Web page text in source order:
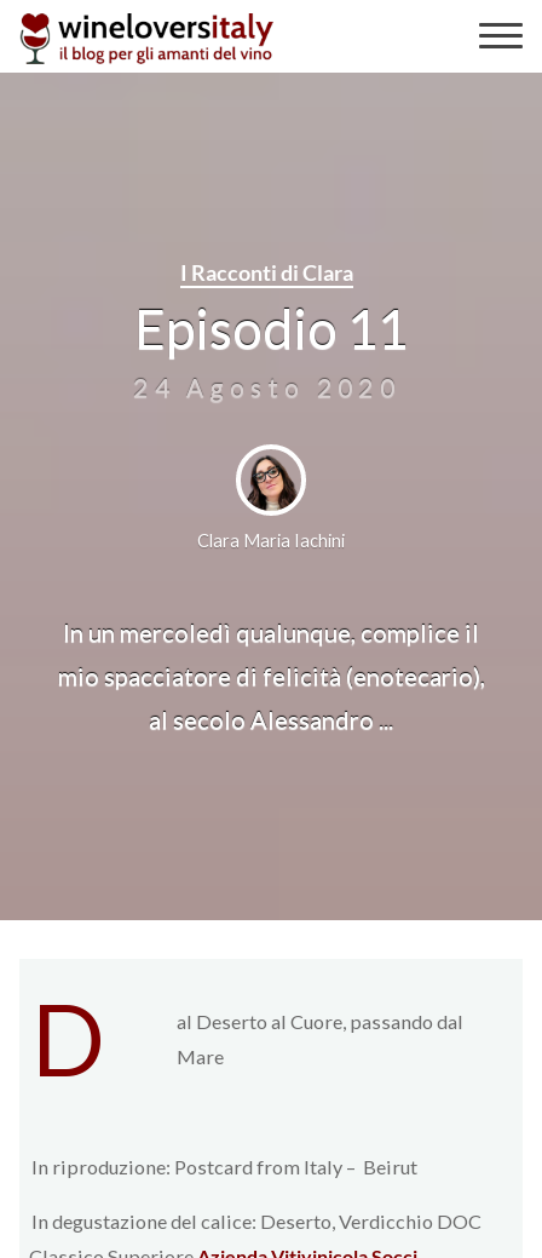
Skip
I Racconti di Clara
Episodio 11
24 Agosto 2020
Clara Maria Iachini
In un mercoledì qualunque, complice il
mio spacciatore di felicità (enotecario),
al secolo Alessandro ...
D
al Deserto al Cuore, passando dal
Mare
In riproduzione: Postcard from Italy – Beirut
In degustazione del calice: Deserto, Verdicchio DOC